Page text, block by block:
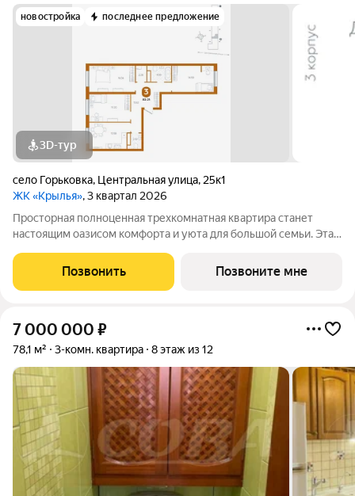
новостройка последнее предложение
3D-тур
село Горьковка, Центральная улица, 25к1
ЖК «Крылья», 3 квартал 2026
Просторная полноценная трехкомнатная квартира станет
настоящим оазисом комфорта и уюта для большой семьи. Эта
котором возможно наслаждаться каждой деталью, созданной
для удобства и спокойствия.
Позвонить Позвоните мне
7 000 000 ₽
78,1 м² 3-комн. квартира 8 этаж из 12